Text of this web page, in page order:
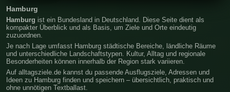
Hamburg
Hamburg ist ein Bundesland in Deutschland. Diese Seite dient als
kompakter Überblick und als Basis, um Ziele und Orte eindeutig
zuzuordnen.
Je nach Lage umfasst Hamburg städtische Bereiche, ländliche Räume
und unterschiedliche Landschaftstypen. Kultur, Alltag und regionale
Besonderheiten können innerhalb der Region stark variieren.
Auf alltagsziele.de kannst du passende Ausflugsziele, Adressen und
Ideen zu Hamburg finden und speichern – übersichtlich, praktisch und
ohne unnötigen Textballast.